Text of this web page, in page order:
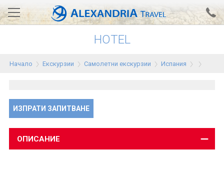
Проверка на резервация
АЛЕКСАНДРИЯ хотели
Турция
Гърция
Египет
HOTEL
Начало Екскурзии Самолетни екскурзии Испания
ИЗПРАТИ ЗАПИТВАНЕ
ОПИСАНИЕ